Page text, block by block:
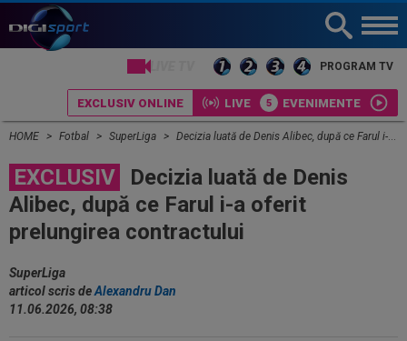
PROGRAM TV
EXCLUSIV ONLINE LIVE EVENIMENTE
HOME Fotbal SuperLiga Decizia luată de Denis Alibec, după ce Farul i-a oferit prelungirea contractului
EXCLUSIV
Decizia luată de Denis
Alibec, după ce Farul i-a oferit
prelungirea contractului
SuperLiga
articol scris deAlexandru Dan
11.06.2026, 08:38